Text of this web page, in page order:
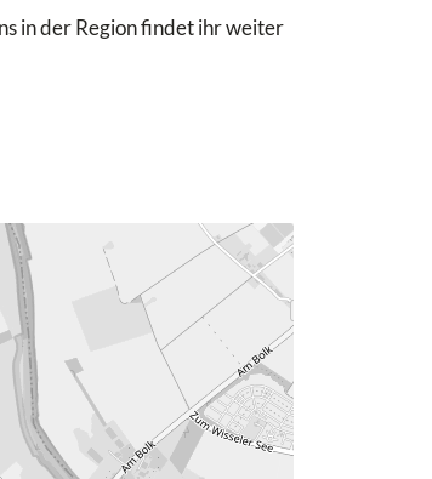
in der Region findet ihr weiter